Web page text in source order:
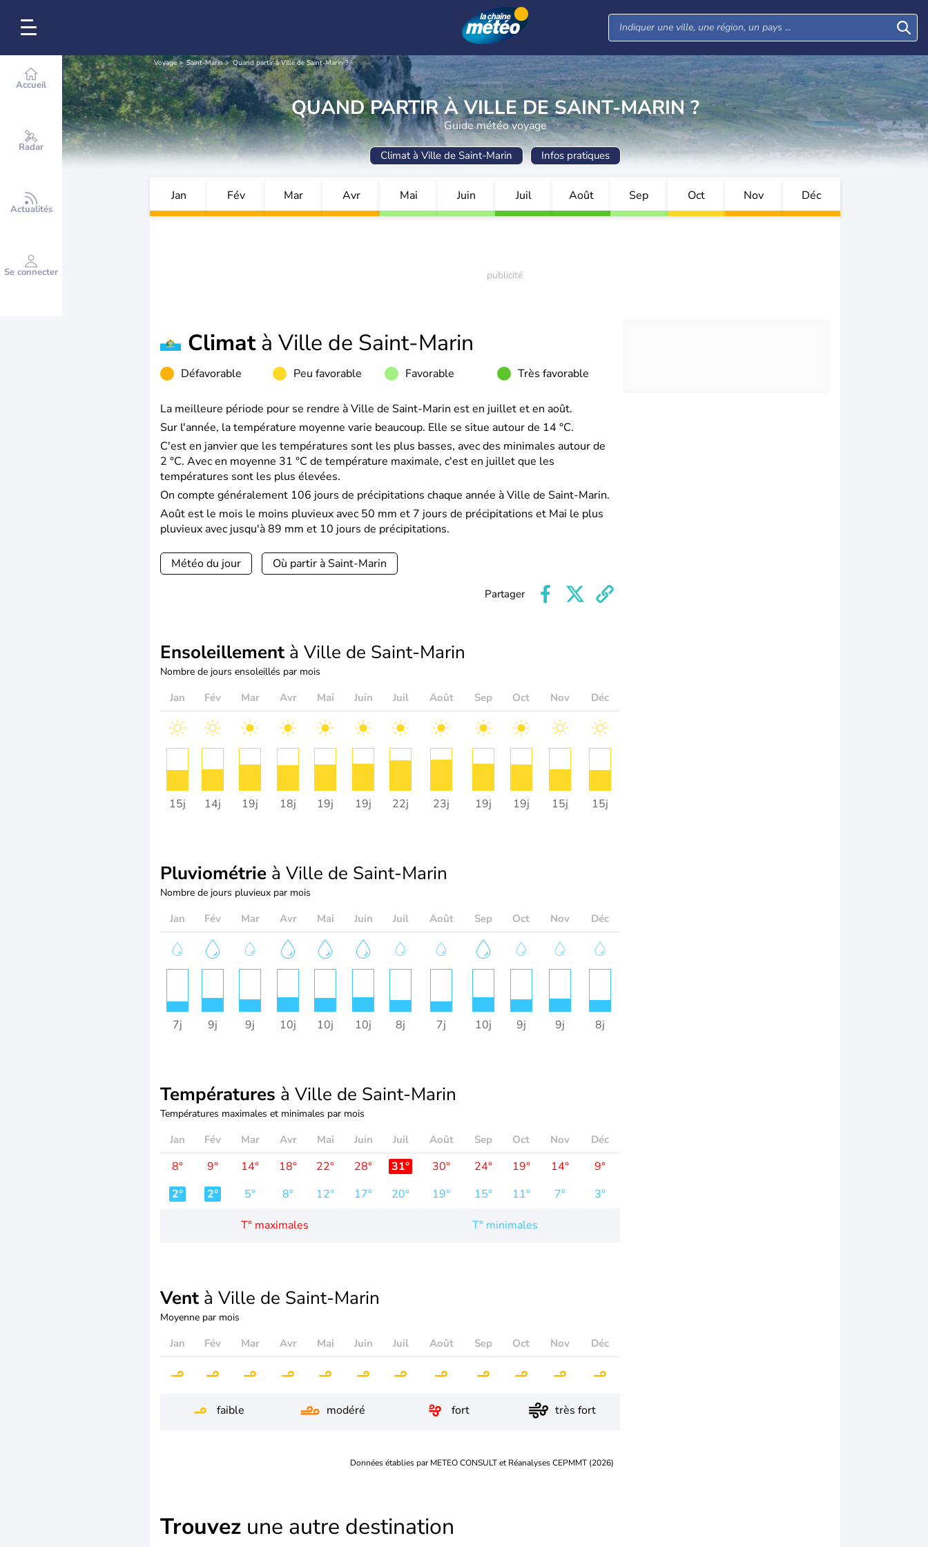
Accueil
Radar
Actualités
Se connecter
Voyage Saint-Marin Quand partir à Ville de Saint-Marin ?
QUAND PARTIR À VILLE DE SAINT-MARIN ?
Guide météo voyage
Climat à Ville de Saint-Marin Infos pratiques
Jan Fév Mar Avr Mai Juin Juil Août Sep Oct Nov Déc
Climatà Ville de Saint-Marin
Défavorable Peu favorable Favorable Très favorable
La meilleure période pour se rendre à Ville de Saint-Marin est en juillet et en août.
Sur l'année, la température moyenne varie beaucoup. Elle se situe autour de 14 °C.
C'est en janvier que les températures sont les plus basses, avec des minimales autour de
2 °C. Avec en moyenne 31 °C de température maximale, c'est en juillet que les
températures sont les plus élevées.
On compte généralement 106 jours de précipitations chaque année à Ville de Saint-Marin.
Août est le mois le moins pluvieux avec 50 mm et 7 jours de précipitations et Mai le plus
pluvieux avec jusqu'à 89 mm et 10 jours de précipitations.
Météo du jour Où partir à Saint-Marin
Partager
Ensoleillement à Ville de Saint-Marin
Nombre de jours ensoleillés par mois
Jan Fév Mar Avr Mai Juin Juil Août Sep Oct Nov Déc
15j 14j 19j 18j 19j 19j 22j 23j 19j 19j 15j 15j
Pluviométrie à Ville de Saint-Marin
Nombre de jours pluvieux par mois
Jan Fév Mar Avr Mai Juin Juil Août Sep Oct Nov Déc
7j 9j 9j 10j 10j 10j 8j 7j 10j 9j 9j 8j
Températures à Ville de Saint-Marin
Températures maximales et minimales par mois
Jan Fév Mar Avr Mai Juin Juil Août Sep Oct Nov Déc
8° 9° 14° 18° 22° 28° 31° 30° 24° 19° 14°
9°
2°
2° 5° 8° 12° 17° 20° 19° 15° 11° 7° 3°
T° maximales T° minimales
Vent à Ville de Saint-Marin
Moyenne par mois
Jan Fév Mar Avr Mai Juin Juil Août Sep Oct Nov Déc
faible modéré fort très fort
Données établies par METEO CONSULT et Réanalyses CEPMMT (2026)
Trouvez une autre destination